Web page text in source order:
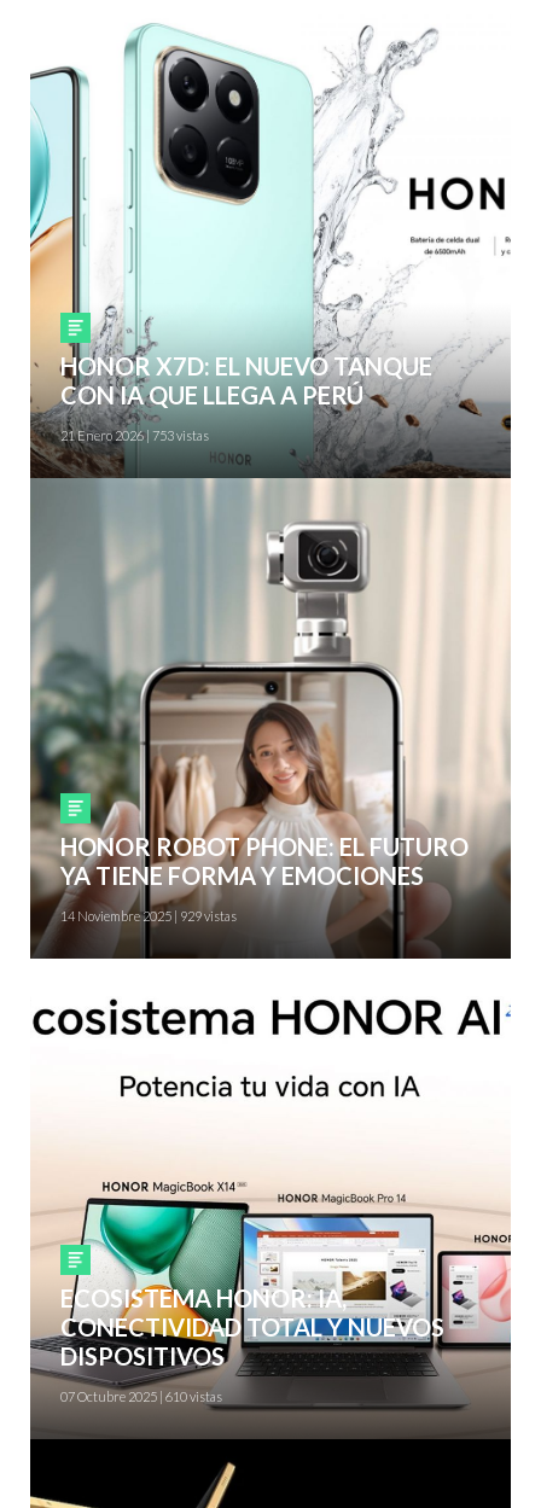
Smartphones
HONOR X7D: EL NUEVO TANQUE
CON IA QUE LLEGA A PERÚ
21 Enero 2026 | 753 vistas
Smartphones
HONOR ROBOT PHONE: EL FUTURO
YA TIENE FORMA Y EMOCIONES
14 Noviembre 2025 | 929 vistas
Smartphones
ECOSISTEMA HONOR: IA,
CONECTIVIDAD TOTAL Y NUEVOS
DISPOSITIVOS
07 Octubre 2025 | 610 vistas